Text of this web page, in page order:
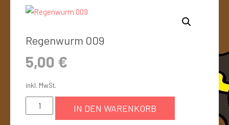
Regenwurm 009
5,00 €
inkl. MwSt.
IN DEN WARENKORB